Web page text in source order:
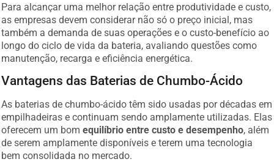
Para alcançar uma melhor relação entre produtividade e custo,
as empresas devem considerar não só o preço inicial, mas
também a demanda de suas operações e o custo-benefício ao
longo do ciclo de vida da bateria, avaliando questões como
manutenção, recarga e eficiência energética.
Vantagens das Baterias de Chumbo-Ácido
As baterias de chumbo-ácido têm sido usadas por décadas em
empilhadeiras e continuam sendo amplamente utilizadas. Elas
oferecem um bomequilíbrio entre custo e desempenho, além
de serem amplamente disponíveis e terem uma tecnologia
bem consolidada no mercado.